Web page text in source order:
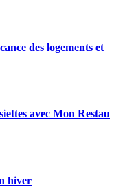
des logements et
avec Mon Restau
hiver